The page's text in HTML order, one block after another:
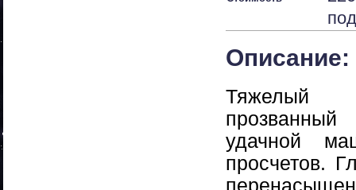
Описание:
Тяжелый
удачной
просчетов.